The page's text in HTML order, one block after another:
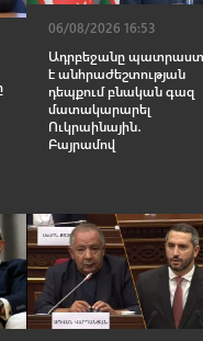
06/08/2026 16:53
Ադրբեջանը պատրաստ
է անհրաժեշտության
դեպքում բնական գազ
մատակարարել
Ուկրաինային․
Բայրամով